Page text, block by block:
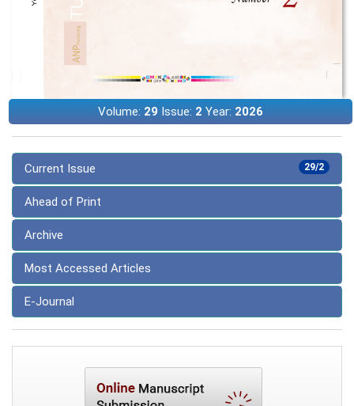
Volume: 29Issue: 2 Year: 2026
29/2
Current Issue
Ahead of Print
Archive
Most Accessed Articles
E-Journal